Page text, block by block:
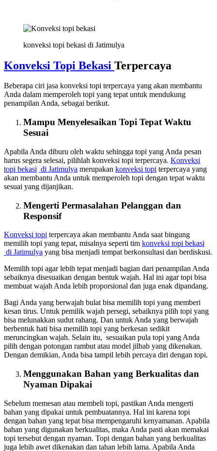
konveksi topi bekasi di Jatimulya
Konveksi Topi Bekasi Terpercaya
Beberapa ciri jasa konveksi topi terpercaya yang akan membantu
Anda dalam memperoleh topi yang tepat untuk mendukung
penampilan Anda, sebagai berikut.
Mampu Menyelesaikan Topi Tepat Waktu
Sesuai
Apabila Anda diburu oleh waktu sehingga topi yang Anda pesan
harus segera selesai, pilihlah konveksi topi terpercaya. Konveksi
topi bekasi di Jatimulya merupakan konveksi topi terpercaya yang
akan membantu Anda untuk memperoleh topi dengan tepat waktu
sesuai yang dijanjikan.
Mengerti Permasalahan Pelanggan dan
Responsif
Konveksi topi terpercaya akan membantu Anda saat bingung
memilih topi yang tepat, misalnya seperti tim konveksi topi bekasi
di Jatimulya yang bisa menjadi tempat berkonsultasi dan berdiskusi.
Memilih topi agar lebih tepat menjadi bagian dari penampilan Anda
sebaiknya disesuaikan dengan bentuk wajah. Hal ini agar topi bisa
membuat wajah Anda lebih proporsional dan juga enak dipandang.
Bagi Anda yang berwajah bulat bisa memilih topi yang memberi
kesan tirus. Untuk pemilik wajah persegi, sebaiknya pilih topi yang
bisa melunakkan sudut rahang. Dan untuk Anda yang berwajah
berbentuk hati bisa memilih topi yang berkesan sedikit
meruncingkan wajah. Selain itu, sesuaikan pula topi yang Anda
pilih dengan potongan rambut atau model jilbab yang dikenakan.
Dengan demikian, Anda bisa tampil lebih percaya diri dengan topi.
Menggunakan Bahan yang Berkualitas dan
Nyaman Dipakai
Sebelum memesan atau membeli topi, pastikan Anda mengerti
bahan yang dipakai untuk pembuatannya. Hal ini karena topi
dengan bahan yang tepat bisa mempengaruhi kenyamanan. Apabila
bahan yang digunakan berkualitas, maka Anda pasti akan memakai
topi tersebut dengan nyaman. Topi dengan bahan yang berkualitas
juga lebih awet dikenakan dan tahan lebih lama. Apabila Anda